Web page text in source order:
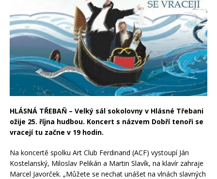
HLÁSNÁ TŘEBAŇ – Velký sál sokolovny v Hlásné Třebani
ožije 25. října hudbou. Koncert s názvem Dobří tenoři se
vracejí tu začne v 19 hodin.
Na koncertě spolku Art Club Ferdinand (ACF) vystoupí Ján
Kostelanský, Miloslav Pelikán a Martin Slavík, na klavír zahraje
Marcel Javorček. „Můžete se nechat unášet na vlnách slavných